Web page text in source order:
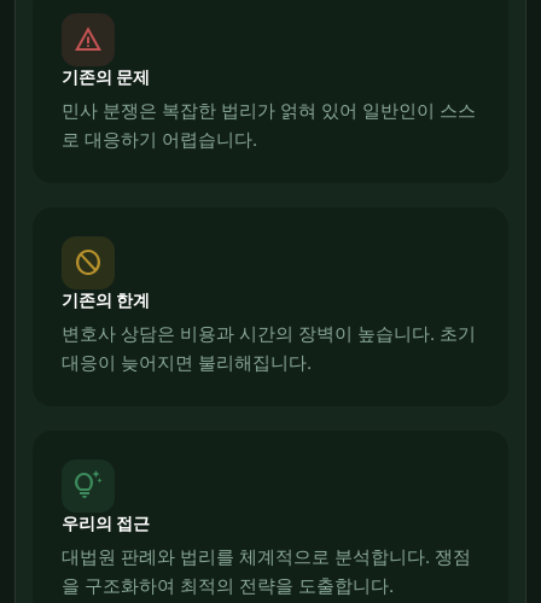
report_problem
기존의 문제
민사 분쟁은 복잡한 법리가 얽혀 있어 일반인이 스스
로 대응하기 어렵습니다.
block
기존의 한계
변호사 상담은 비용과 시간의 장벽이 높습니다. 초기
대응이 늦어지면 불리해집니다.
tips_and_updates
우리의 접근
대법원 판례와 법리를 체계적으로 분석합니다. 쟁점
을 구조화하여 최적의 전략을 도출합니다.